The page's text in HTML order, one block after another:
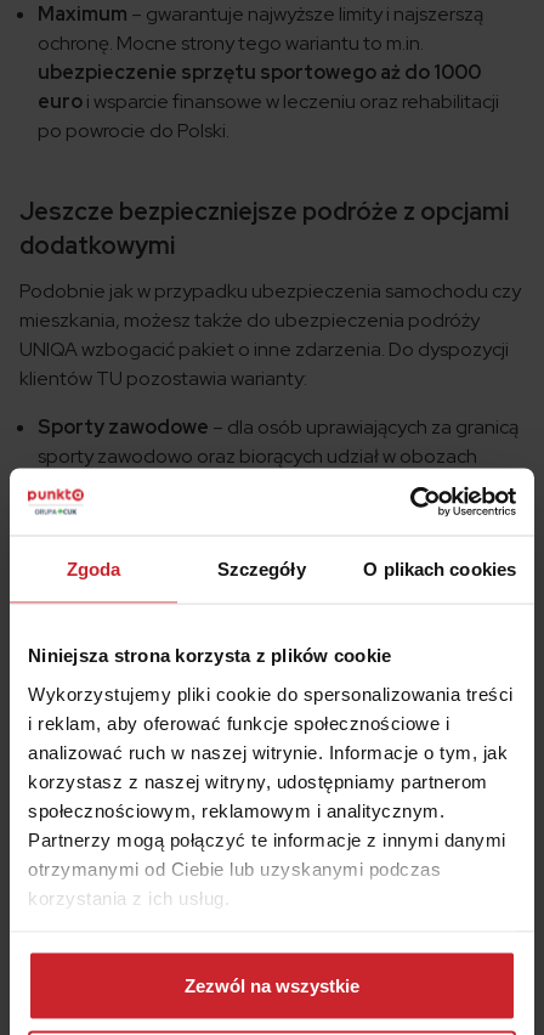
Zgoda Szczegóły O plikach cookies
Niniejsza strona korzysta z plików cookie
Wykorzystujemy pliki cookie do spersonalizowania treści
i reklam, aby oferować funkcje społecznościowe i
analizować ruch w naszej witrynie. Informacje o tym, jak
korzystasz z naszej witryny, udostępniamy partnerom
społecznościowym, reklamowym i analitycznym.
Partnerzy mogą połączyć te informacje z innymi danymi
otrzymanymi od Ciebie lub uzyskanymi podczas
korzystania z ich usług.
Dowiedz się więcej na temat tego, kim jesteśmy, jak
można się z nami skontaktować i w jaki sposób
przetwarzamy dane osobowe w ramachPolityki
Zezwól na wszystkie
Maximum – gwarantuje najwyższe limity i najszerszą
ochronę. Mocne strony tego wariantu to m.in.
ubezpieczenie sprzętu sportowego aż do 1000
euroi wsparcie finansowe w leczeniu oraz rehabilitacji
po powrocie do Polski.
Jeszcze bezpieczniejsze podróże z opcjami
dodatkowymi
Podobnie jak w przypadku ubezpieczenia samochodu czy
mieszkania, możesz także do ubezpieczenia podróży
UNIQA wzbogacić pakiet o inne zdarzenia. Do dyspozycji
klientów TU pozostawia warianty:
Sporty zawodowe – dla osób uprawiających za granicą
sporty zawodowo oraz biorących udział w obozach
kondycyjnych czy ekspedycjach.
Sporty ekstremalne
– jeżeli planujesz skok ze
alpejskie, warto dodać ten wariant do polisy.
Praca fizyczna– wyjeżdżasz w celach zarobkowych lub
niechcianych zdarzeń!
Zaostrzenie choroby– na skutek wyjazdów choroby
przewlekłe mogą się zaostrzyć. Nie ryzykuj, ubezpiecz
się z UNIQA!
98% klientów poleca